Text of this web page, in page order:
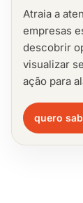
Atraia a
empresas
descobrir
visualizar
ação para
quero